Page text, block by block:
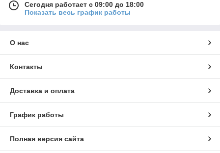
Сегодня работает с 09:00 до 18:00
Показать весь график работы
О нас
Контакты
Доставка и оплата
График работы
Полная версия сайта